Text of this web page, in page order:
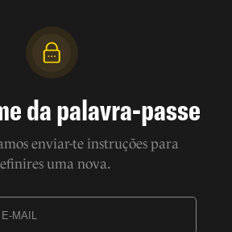
da palavra-passe
enviar-te instruções para
uma nova.